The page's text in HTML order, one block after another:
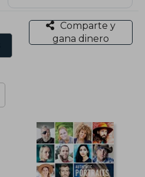
Comparte y
gana dinero